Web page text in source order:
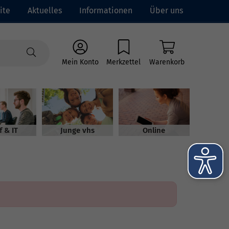
Aktuelles Informationen Über uns
Mein Konto Merkzettel Warenkorb
& IT Junge vhs Online